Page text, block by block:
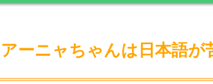
アーニャちゃんは日本語